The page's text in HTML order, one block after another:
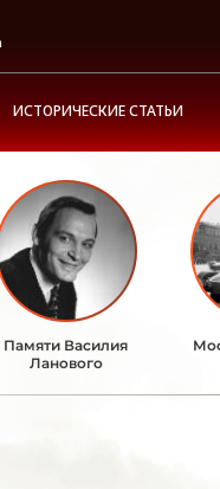
ИСТОРИЧЕСКИЕ СТАТЬИ
Памяти Василия
Ланового